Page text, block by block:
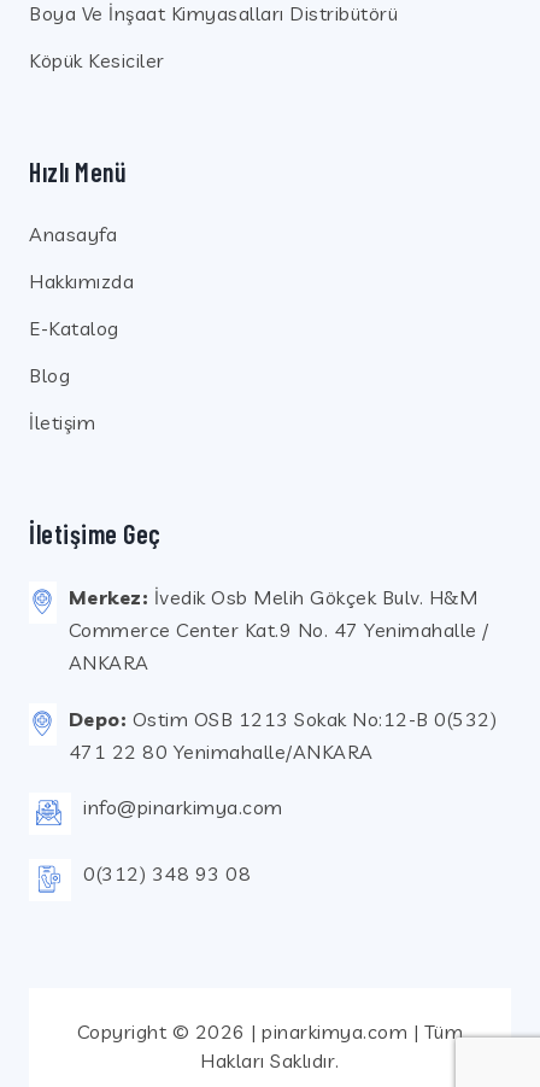
Boya Ve İnşaat Kimyasalları Distribütörü
Köpük Kesiciler
Hızlı Menü
Anasayfa
Hakkımızda
E-Katalog
Blog
İletişim
İletişime Geç
Merkez: İvedik Osb Melih Gökçek Bulv. H&M
Commerce Center Kat.9 No. 47 Yenimahalle /
ANKARA
Depo: Ostim OSB 1213 Sokak No:12-B 0(532)
471 22 80 Yenimahalle/ANKARA
info@pinarkimya.com
0(312) 348 93 08
Copyright © 2026 | pinarkimya.com | Tüm
Hakları Saklıdır.